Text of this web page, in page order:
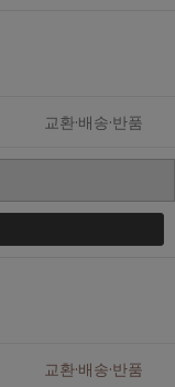
교환·배송·반품
교환·배송·반품